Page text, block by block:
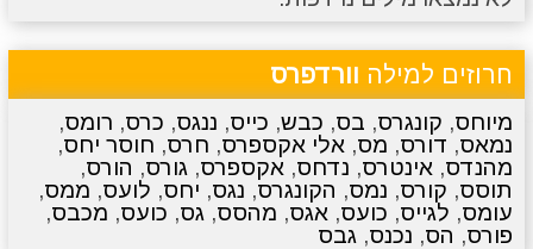
חרוזים למילה וורדפרס
מיוחס, קונגרס, בס, כבש, כייס, ננגס, כרס, רומס,
נמאס, דורס, מס, אלי אקספרס, חרס, חוסר יחס,
מהנדס, אינטרס, נדחס, אקספרס, גורס, הורס,
תוסס, קורס, נמס, הקונגרס, נגס, יחס, לועס, ממס,
עומס, לגייס, כועס, אגס, מהסס, גס, כועס, מכבס,
פורס, הס, נכנס, גבס